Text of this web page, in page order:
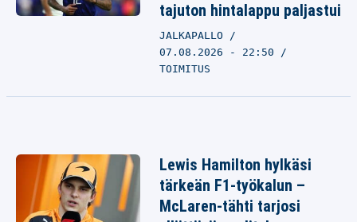
tajuton hintalappu paljastui
JALKAPALLO
07.08.2026 - 22:50
TOIMITUS
Lewis Hamilton hylkäsi
tärkeän F1-työkalun –
McLaren-tähti tarjosi